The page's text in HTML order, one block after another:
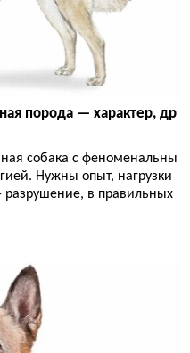
порода — характер, др
собака с феноменальны
Нужны опыт, нагрузки
разрушение, в правильных